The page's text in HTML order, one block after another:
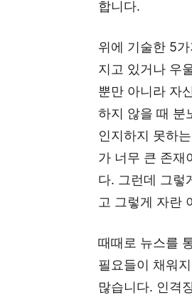
합니다.
위에 기술한 5
지고 있거나 우
뿐만 아니라 자
하지 않을 때 분
인지하지 못하
가 너무 큰 존재
다. 그런데 그렇
고 그렇게 자란
때때로 뉴스를
필요들이 채워
많습니다. 인격